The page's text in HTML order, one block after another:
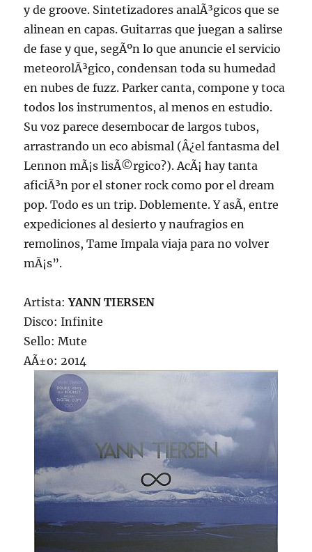
y de groove. Sintetizadores analÃ³gicos que se
alinean en capas. Guitarras que juegan a salirse
de fase y que, segÃºn lo que anuncie el servicio
meteorolÃ³gico, condensan toda su humedad
en nubes de fuzz. Parker canta, compone y toca
todos los instrumentos, al menos en estudio.
Su voz parece desembocar de largos tubos,
arrastrando un eco abismal (Â¿el fantasma del
Lennon mÃ¡s lisÃ©rgico?). AcÃ¡ hay tanta
aficiÃ³n por el stoner rock como por el dream
pop. Todo es un trip. Doblemente. Y asÃ­, entre
expediciones al desierto y naufragios en
remolinos, Tame Impala viaja para no volver
mÃ¡s”.
Artista:YANN TIERSEN
Disco: Infinite
Sello: Mute
AÃ±o: 2014